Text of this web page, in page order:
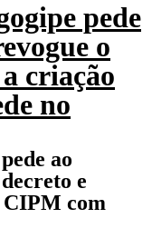
pede
o
criação
no
ao
e
CIPM com